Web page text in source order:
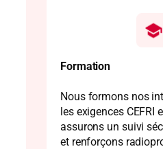
Formation
Nous formons nos
les exigences CEFRI
assurons un suivi
et renforçons